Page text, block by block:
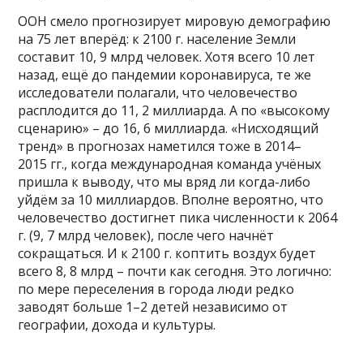
ООН смело прогнозирует мировую демографию
на 75 лет вперёд: к 2100 г. население Земли
составит 10, 9 млрд человек. Хотя всего 10 лет
назад, ещё до пандемии коронавируса, те же
исследователи полагали, что человечество
расплодится до 11, 2 миллиарда. А по «высокому
сценарию» – до 16, 6 миллиарда. «Нисходящий
тренд» в прогнозах наметился тоже в 2014–
2015 гг., когда международная команда учёных
пришла к выводу, что мы вряд ли когда-либо
уйдём за 10 миллиардов. Вполне вероятно, что
человечество достигнет пика численности к 2064
г. (9, 7 млрд человек), после чего начнёт
сокращаться. И к 2100 г. коптить воздух будет
всего 8, 8 млрд – почти как сегодня. Это логично:
по мере переселения в города люди редко
заводят больше 1–2 детей независимо от
географии, дохода и культуры.